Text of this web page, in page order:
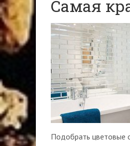
Самая
Подобрать цветовые